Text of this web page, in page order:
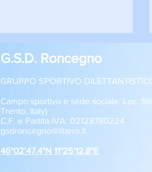
Roncegno - Aquila Trento 1-2
Allievi U17
G.S.D. Roncegno
GRUPPO SPORTIVO
Campo sportivo e sede sociale: Loc.
Trento, Italy)
C.F. e Partita IVA: 02128780224
gsdroncegno@libero.it
46°02'47.4"N 11°25'12.8"E